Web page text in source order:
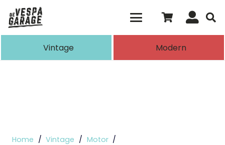
de resultaten voor automatisch
Vintage Modern
Home / Vintage / Motor /